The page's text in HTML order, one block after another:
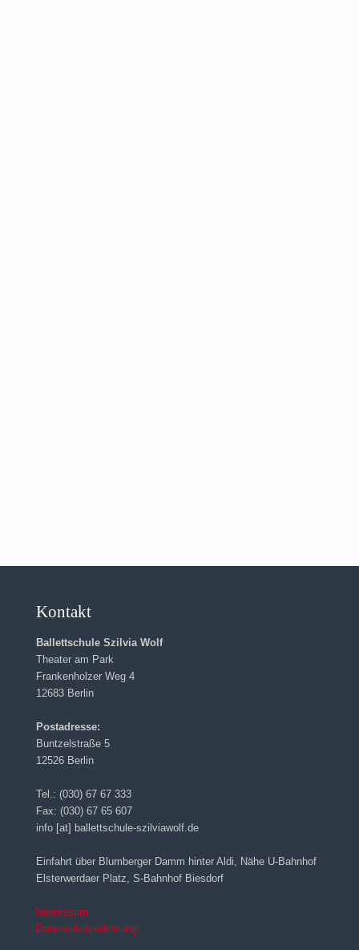
Kontakt
Ballettschule Szilvia Wolf
Theater am Park
Frankenholzer Weg 4
12683 Berlin
Postadresse:
Buntzelstraße 5
12526 Berlin
Tel.: (030) 67 67 333
Fax: (030) 67 65 607
info [at] ballettschule-szilviawolf.de
Einfahrt über Blumberger Damm hinter Aldi, Nähe U-Bahnhof
Elsterwerdaer Platz, S-Bahnhof Biesdorf
Impressum
Datenschutzerklärung